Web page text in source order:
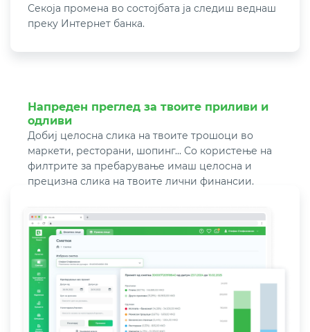
Секоја промена во состојбата ја следиш веднаш
преку Интернет банка.
Напреден преглед за твоите приливи и
одливи
Добиј целосна слика на твоите трошоци во
маркети, ресторани, шопинг... Со користење на
филтрите за пребарување имаш целосна и
прецизна слика на твоите лични финансии.